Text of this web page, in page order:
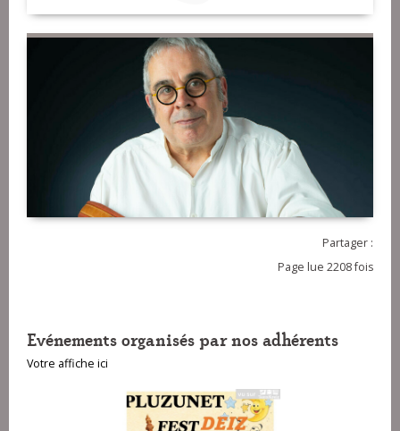
Partager :
Page lue 2208 fois
Evénements organisés par nos adhérents
Votre affiche ici